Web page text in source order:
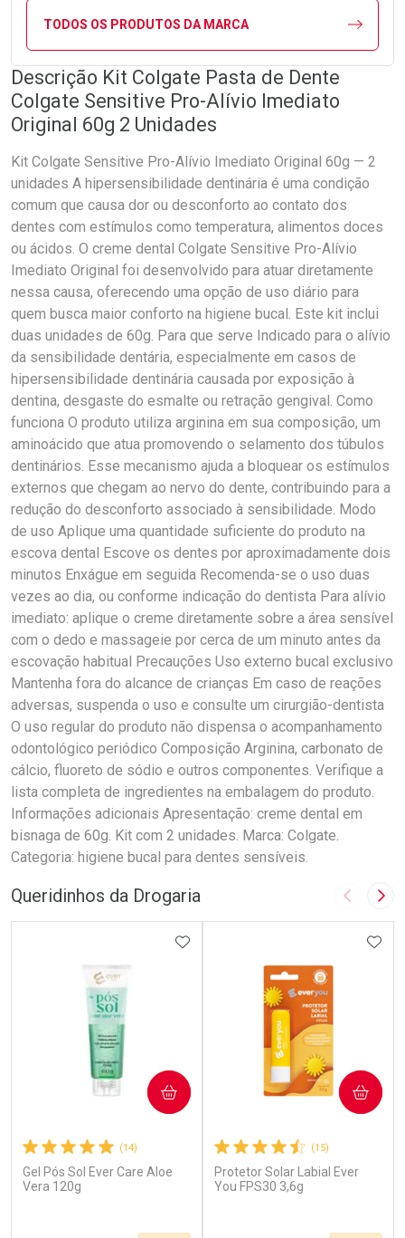
TODOS OS PRODUTOS DA MARCA
Descrição Kit Colgate Pasta de Dente
Colgate Sensitive Pro-Alívio Imediato
Original 60g 2 Unidades
Kit Colgate Sensitive Pro-Alívio Imediato Original 60g — 2
unidades A hipersensibilidade dentinária é uma condição
comum que causa dor ou desconforto ao contato dos
dentes com estímulos como temperatura, alimentos doces
ou ácidos. O creme dental Colgate Sensitive Pro-Alívio
Imediato Original foi desenvolvido para atuar diretamente
nessa causa, oferecendo uma opção de uso diário para
quem busca maior conforto na higiene bucal. Este kit inclui
duas unidades de 60g. Para que serve Indicado para o alívio
da sensibilidade dentária, especialmente em casos de
hipersensibilidade dentinária causada por exposição à
dentina, desgaste do esmalte ou retração gengival. Como
funciona O produto utiliza arginina em sua composição, um
aminoácido que atua promovendo o selamento dos túbulos
dentinários. Esse mecanismo ajuda a bloquear os estímulos
externos que chegam ao nervo do dente, contribuindo para a
redução do desconforto associado à sensibilidade. Modo
de uso Aplique uma quantidade suficiente do produto na
escova dental Escove os dentes por aproximadamente dois
minutos Enxágue em seguida Recomenda-se o uso duas
vezes ao dia, ou conforme indicação do dentista Para alívio
imediato: aplique o creme diretamente sobre a área sensível
com o dedo e massageie por cerca de um minuto antes da
escovação habitual Precauções Uso externo bucal exclusivo
Mantenha fora do alcance de crianças Em caso de reações
adversas, suspenda o uso e consulte um cirurgião-dentista
O uso regular do produto não dispensa o acompanhamento
odontológico periódico Composição Arginina, carbonato de
cálcio, fluoreto de sódio e outros componentes. Verifique a
lista completa de ingredientes na embalagem do produto.
Informações adicionais Apresentação: creme dental em
bisnaga de 60g. Kit com 2 unidades. Marca: Colgate.
Categoria: higiene bucal para dentes sensíveis.
Queridinhos da Drogaria Imagem
(14)
Gel Pós Sol Ever Care Aloe
Vera 120g
ADICIONAR AOS FAVORITOS
COMPRAR
(15)
Protetor Solar Labial Ever
You FPS30 3,6g
COMPRAR